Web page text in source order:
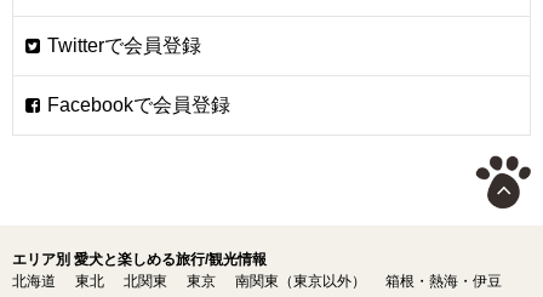
エリア別 愛犬と楽しめる旅行/観光情報
北海道
東北 北関東 東京 南関東（東京以外）
箱根・熱海・伊豆